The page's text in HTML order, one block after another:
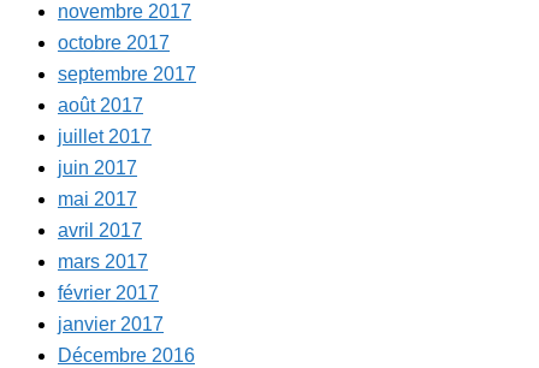
novembre 2017
octobre 2017
septembre 2017
août 2017
juillet 2017
juin 2017
mai 2017
avril 2017
mars 2017
février 2017
janvier 2017
Décembre 2016